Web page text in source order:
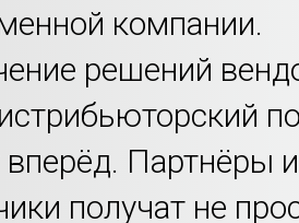
компании.
решений
Партнёры и
получат не